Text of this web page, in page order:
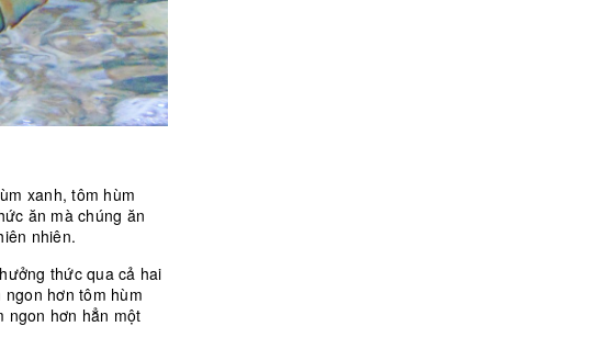
xanh, tôm hùm
ăn mà chúng ăn
nhiên.
thức qua cả hai
hơn tôm hùm
ngon hơn hẳn một